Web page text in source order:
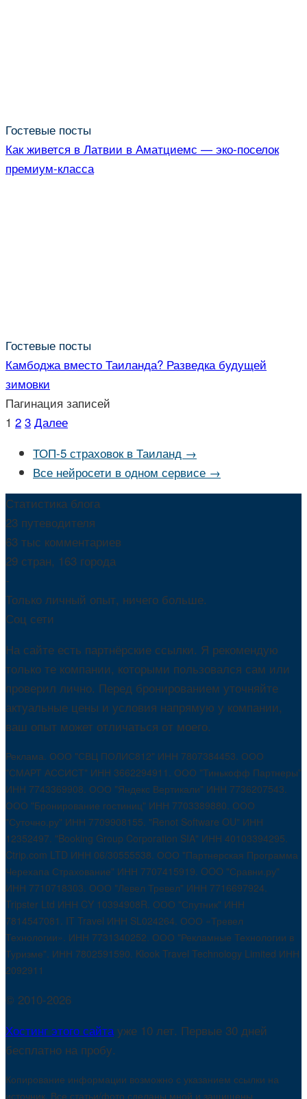
Гостевые посты
Как живется в Латвии в Аматциемс — эко-поселок
премиум-класса
Гостевые посты
Камбоджа вместо Таиланда? Разведка будущей
зимовки
Пагинация записей
1 2 3 Далее
ТОП-5 страховок в Таиланд →
Все нейросети в одном сервисе →
Статистика блога
23 путеводителя
63 тыс комментариев
29 стран, 163 города
-
Только личный опыт, ничего больше.
Соц сети
На сайте есть партнёрские ссылки. Я рекомендую
только те компании, которыми пользовался сам или
проверил лично. Перед бронированием уточняйте
актуальные цены и условия напрямую у компании,
ваш опыт может отличаться от моего.
Реклама. ООО "СВЦ ПОЛИС812" ИНН 7807384453. ООО
"СМАРТ АССИСТ" ИНН 3662294911. ООО "Тинькофф Партнеры"
ИНН 7743369908. ООО "Яндекс Вертикали" ИНН 7736207543.
ООО "Бронирование гостиниц" ИНН 7703389880. ООО
"Суточно.ру" ИНН 7709908155. "Renot Software OU" ИНН
12352497. "Booking Group Corporation SIA" ИНН 40103394295.
Ctrip.com LTD ИНН 06/30555538. ООО "Партнерская Программа
Черехапа Страхование" ИНН 7707415919. OOO "Сравни.ру"
ИНН 7710718303. ООО "Левел Тревел" ИНН 7716697924.
Tripster Ltd ИНН CY 10394908R. ООО "Спутник" ИНН
7814547081. IT Travel ИНН SL024264. ООО «Тревел
Технологии». ИНН 7731340252. ООО "Рекламные Технологии в
Туризме". ИНН 7802591590. Klook Travel Technology Limited ИНН
2092911
© 2010-2026
Хостинг этого сайта уже 10 лет. Первые 30 дней
бесплатно на пробу.
Копирование информации возможно с указанием ссылки на
источник. Все статьи/фото сделаны мной и защищены